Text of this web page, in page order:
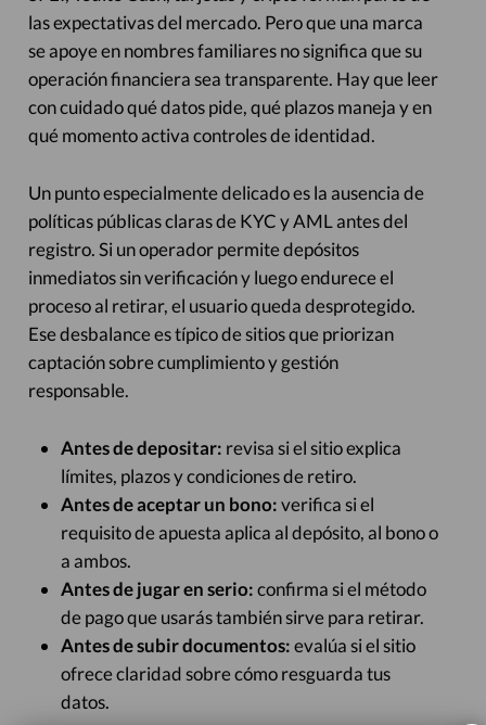
las expectativas del mercado. Pero que una marca
se apoye en nombres familiares no significa que su
operación financiera sea transparente. Hay que leer
con cuidado qué datos pide, qué plazos maneja y en
qué momento activa controles de identidad.
Un punto especialmente delicado es la ausencia de
políticas públicas claras de KYC y AML antes del
registro. Si un operador permite depósitos
inmediatos sin verificación y luego endurece el
proceso al retirar, el usuario queda desprotegido.
Ese desbalance es típico de sitios que priorizan
captación sobre cumplimiento y gestión
responsable.
Antes de depositar: revisa si el sitio explica
límites, plazos y condiciones de retiro.
Antes de aceptar un bono:verifica si el
requisito de apuesta aplica al depósito, al bono o
a ambos.
Antes de jugar en serio:confirma si el método
de pago que usarás también sirve para retirar.
Antes de subir documentos:evalúa si el sitio
ofrece claridad sobre cómo resguarda tus
datos.